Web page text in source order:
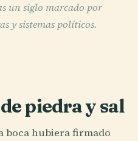
un siglo marcado por
y sistemas políticos.
piedra y sal
boca hubiera firmado